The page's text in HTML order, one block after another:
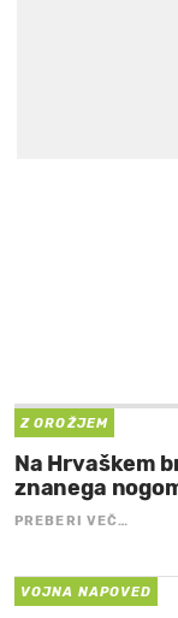
Z OROŽJEM
Na Hrvaškem
znanega
PREBERI VEČ…
VOJNA NAPOVED